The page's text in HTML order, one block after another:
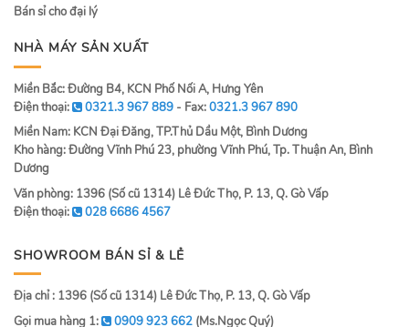
Bán sỉ cho đại lý
NHÀ MÁY SẢN XUẤT
Miền Bắc: Đường B4, KCN Phố Nối A, Hưng Yên
Điện thoại:
0321.3 967 889 - Fax:0321.3 967 890
Miền Nam: KCN Đại Đăng, TP.Thủ Dầu Một, Bình Dương
Kho hàng: Đường Vĩnh Phú 23, phường Vĩnh Phú, Tp. Thuận An, Bình
Dương
Văn phòng: 1396 (Số cũ 1314) Lê Đức Thọ, P. 13, Q. Gò Vấp
Điện thoại:
028 6686 4567
SHOWROOM BÁN SỈ & LẺ
Địa chỉ : 1396 (Số cũ 1314) Lê Đức Thọ, P. 13, Q. Gò Vấp
Gọi mua hàng 1:
0909 923 662 (Ms.Ngọc Quý)